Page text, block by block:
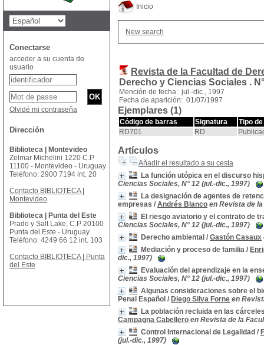
Inicio
New search
Revista de la Facultad de
Derecho y Ciencias Sociales .
Mención de fecha: jul.-dic., 1997
Fecha de aparición: 01/07/1997
Ejemplares (1)
Código de barras Signatura
Tipo
RD701
RD
Artículos
Añadir el resultado a su cesta
La función utópica en el discurso
Ciencias Sociales, N° 12 (jul.-dic., 1997)
La designación de agentes de
empresas / Andrés Blanco en Revista de
El riesgo aviatorio y el contrato de
Ciencias Sociales, N° 12 (jul.-dic., 1997)
Derecho ambiental / Gastón Casaux
Mediación y proceso de familia /
dic., 1997)
Evaluación del aprendizaje en la
Ciencias Sociales, N° 12 (jul.-dic., 1997)
Algunas consideraciones sobre el
Penal Español / Diego Silva Forne en
La población recluida en las
Campagna Cabellero en Revista de la
Control Internacional de Legalidad /
(jul.-dic., 1997)
Conectarse
acceder a su cuenta de
usuario
Olvidé mi contraseña
Dirección
Biblioteca | Montevideo
Zelmar Michelini 1220 C.P
11100 - Montevideo - Uruguay
Teléfono: 2900 7194 int. 20
Contacto BIBLIOTECA |
Montevideo
Biblioteca | Punta del Este
Prado y Salt Lake, C.P 20100
Punta del Este - Uruguay
Teléfono: 4249 66 12 int. 103
Contacto BIBLIOTECA | Punta
del Este